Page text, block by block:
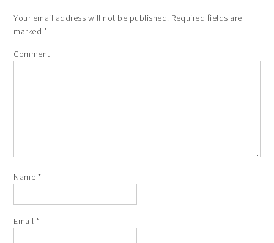
Your email address will not be published. Required fields are
marked *
Comment
Name *
Email*